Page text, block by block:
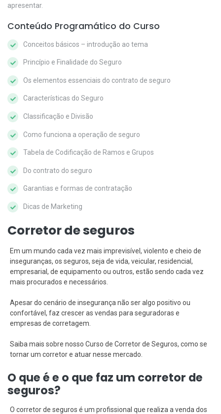
apresentar.
Conteúdo Programático do Curso
Conceitos básicos – introdução ao tema
Princípio e Finalidade do Seguro
Os elementos essenciais do contrato de seguro
Características do Seguro
Classificação e Divisão
Como funciona a operação de seguro
Tabela de Codificação de Ramos e Grupos
Do contrato do seguro
Garantias e formas de contratação
Dicas de Marketing
Corretor de seguros
Em um mundo cada vez mais imprevisível, violento e cheio de
inseguranças, os seguros, seja de vida, veicular, residencial,
empresarial, de equipamento ou outros, estão sendo cada vez
mais procurados e necessários.
Apesar do cenário de insegurança não ser algo positivo ou
confortável, faz crescer as vendas para seguradoras e
empresas de corretagem.
Saiba mais sobre nosso Curso de Corretor de Seguros, como se
tornar um corretor e atuar nesse mercado.
O que é e o que faz um corretor de
seguros?
O corretor de seguros é um profissional que realiza a venda dos